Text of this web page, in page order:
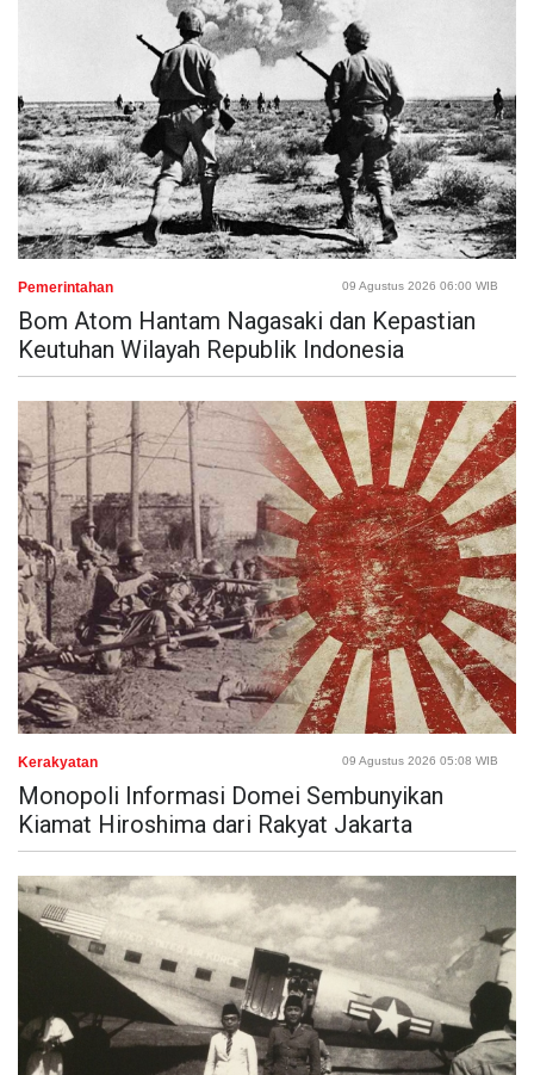
Pemerintahan 09 Agustus 2026 06:00 WIB
Bom Atom Hantam Nagasaki dan Kepastian
Keutuhan Wilayah Republik Indonesia
Kerakyatan 09 Agustus 2026 05:08 WIB
Monopoli Informasi Domei Sembunyikan
Kiamat Hiroshima dari Rakyat Jakarta